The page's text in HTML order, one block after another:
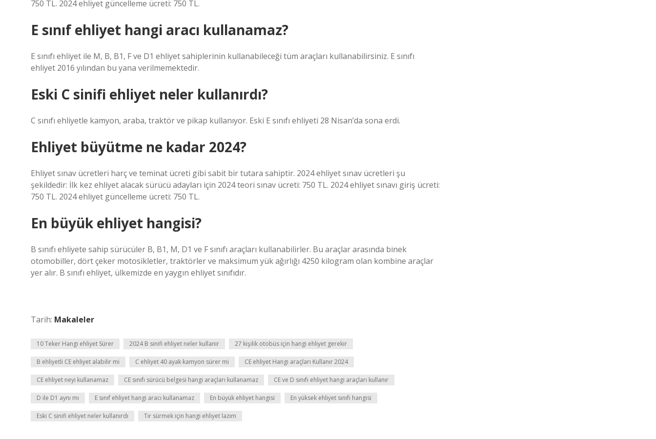
750 TL. 2024 ehliyet güncelleme ücreti: 750 TL.
E sınıf ehliyet hangi aracı kullanamaz?
E sınıfı ehliyet ile M, B, B1, F ve D1 ehliyet sahiplerinin kullanabileceği tüm araçları kullanabilirsiniz. E sınıfı
ehliyet 2016 yılından bu yana verilmemektedir.
Eski C sinifi ehliyet neler kullanırdı?
C sınıfı ehliyetle kamyon, araba, traktör ve pikap kullanıyor. Eski E sınıfı ehliyeti 28 Nisan’da sona erdi.
Ehliyet büyütme ne kadar 2024?
Ehliyet sınav ücretleri harç ve teminat ücreti gibi sabit bir tutara sahiptir. 2024 ehliyet sınav ücretleri şu
şekildedir: İlk kez ehliyet alacak sürücü adayları için 2024 teori sınav ücreti: 750 TL. 2024 ehliyet sınavı giriş ücreti:
750 TL. 2024 ehliyet güncelleme ücreti: 750 TL.
En büyük ehliyet hangisi?
B sınıfı ehliyete sahip sürücüler B, B1, M, D1 ve F sınıfı araçları kullanabilirler. Bu araçlar arasında binek
otomobiller, dört çeker motosikletler, traktörler ve maksimum yük ağırlığı 4250 kilogram olan kombine araçlar
yer alır. B sınıfı ehliyet, ülkemizde en yaygın ehliyet sınıfıdır.
Tarih: Makaleler
10 Teker Hangi ehliyet Sürer 2024 B sinifi ehliyet neler kullanir 27 kişilik otobüs için hangi ehliyet gerekir
B ehliyetli CE ehliyet alabilir mi C ehliyet 40 ayak kamyon sürer mi CE ehliyet Hangi araçları Kullanır 2024
CE ehliyet neyi kullanamaz CE sınıfı sürücü belgesi hangi araçları kullanamaz CE ve D sınıfı ehliyet hangi araçları kullanır
D ile D1 aynı mı E sınıf ehliyet hangi aracı kullanamaz En büyük ehliyet hangisi En yüksek ehliyet sınıfı hangisi
Eski C sinifi ehliyet neler kullanırdı Tır sürmek için hangi ehliyet lazım